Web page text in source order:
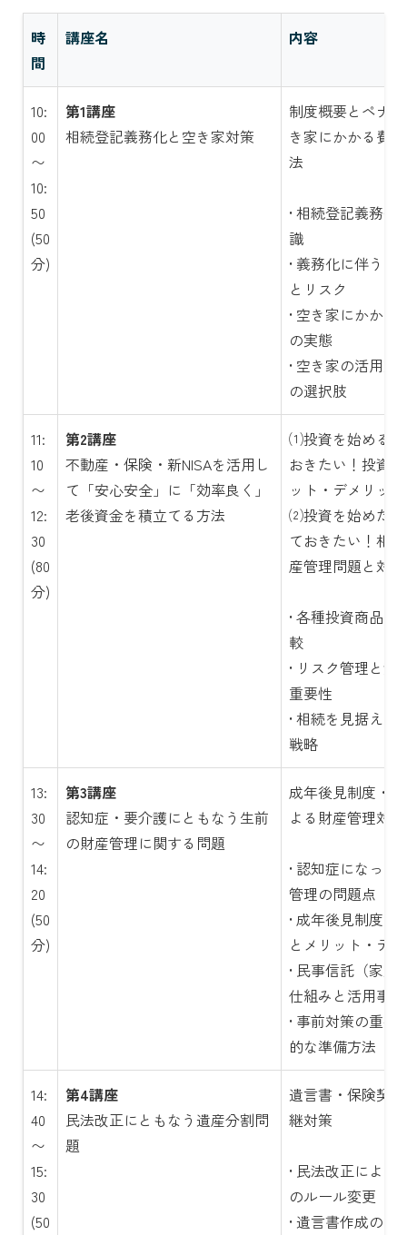
時
間
講座名 内容
10:
00
〜
10:
50
(50
分)
第1講座
相続登記義務化と空き家対策
制度概要とペナ
き家にかかる費
法
• 相続登記義務化
識
• 義務化に伴うペ
とリスク
• 空き家にかかる
の実態
• 空き家の活用方
の選択肢
11:
10
〜
12:
30
(80
分)
第2講座
不動産・保険・新NISAを活用し
て「安心安全」に「効率良く」
老後資金を積立てる方法
⑴投資を始める
おきたい！投資
ット・デメリッ
⑵投資を始めた
ておきたい！相
産管理問題と対策
• 各種投資商品の
較
• リスク管理と資
重要性
• 相続を見据えた
戦略
13:
30
〜
14:
20
(50
分)
第3講座
認知症・要介護にともなう生前
の財産管理に関する問題
成年後見制度・
よる財産管理対策
• 認知症になった
管理の問題点
• 成年後見制度の
とメリット・デ
• 民事信託（家族
仕組みと活用事例
• 事前対策の重要
的な準備方法
14:
40
〜
15:
30
(50
第4講座
民法改正にともなう遺産分割問
題
遺言書・保険契
継対策
• 民法改正による
のルール変更
• 遺言書作成のポ